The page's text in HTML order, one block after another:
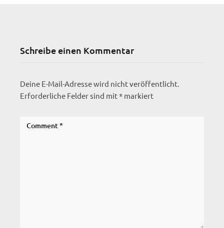
Schreibe einen Kommentar
Deine E-Mail-Adresse wird nicht veröffentlicht.
Erforderliche Felder sind mit* markiert